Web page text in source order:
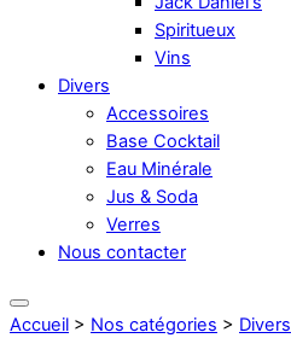
Spiritueux
Vins
Divers
Accessoires
Base Cocktail
Eau Minérale
Jus & Soda
Verres
Nous contacter
Accueil > Nos catégories > Divers